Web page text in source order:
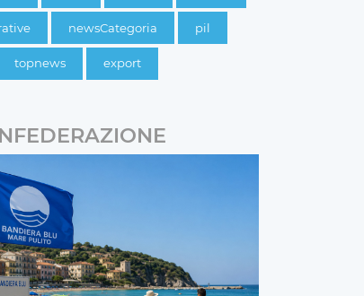
newsCategoria pil
topnews export